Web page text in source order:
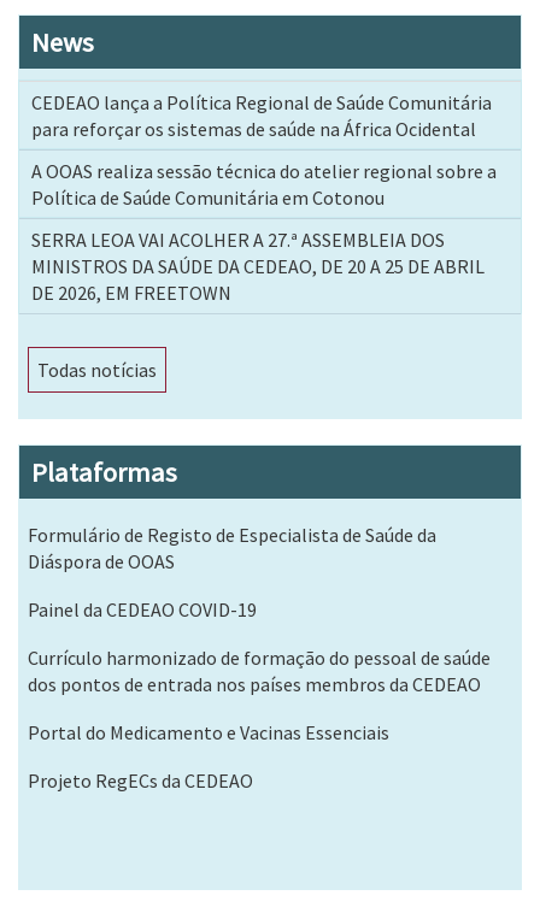
News
CEDEAO lança a Política Regional de Saúde Comunitária
para reforçar os sistemas de saúde na África Ocidental
A OOAS realiza sessão técnica do atelier regional sobre a
Política de Saúde Comunitária em Cotonou
SERRA LEOA VAI ACOLHER A 27.ª ASSEMBLEIA DOS
MINISTROS DA SAÚDE DA CEDEAO, DE 20 A 25 DE ABRIL
DE 2026, EM FREETOWN
Todas notícias
Plataformas
Formulário de Registo de Especialista de Saúde da
Diáspora de OOAS
Painel da CEDEAO COVID-19
Currículo harmonizado de formação do pessoal de saúde
dos pontos de entrada nos países membros da CEDEAO
Portal do Medicamento e Vacinas Essenciais
Projeto RegECs da CEDEAO